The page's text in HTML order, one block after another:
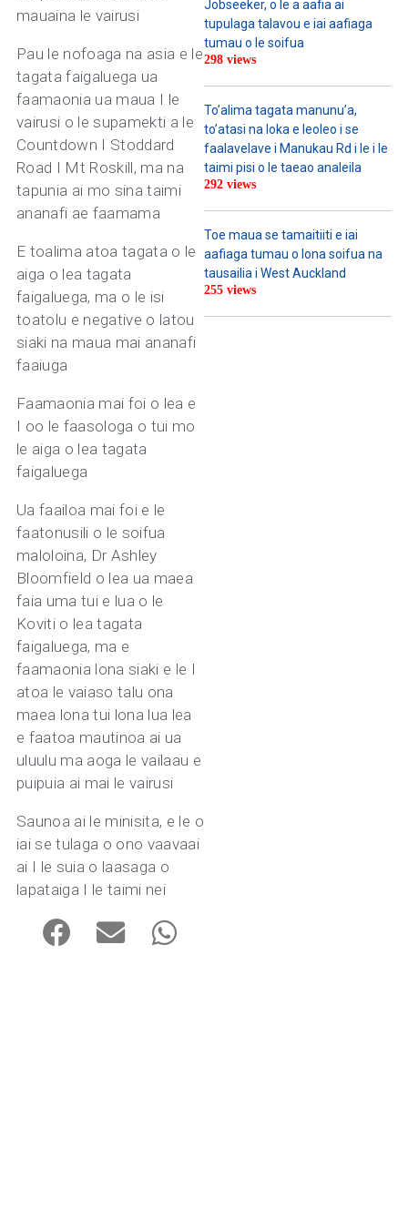
mauaina le vairusi
Pau le nofoaga na asia e le
tagata faigaluega ua
faamaonia ua maua I le
vairusi o le supamekti a le
Countdown I Stoddard
Road I Mt Roskill, ma na
tapunia ai mo sina taimi
ananafi ae faamama
E toalima atoa tagata o le
aiga o lea tagata
faigaluega, ma o le isi
toatolu e negative o latou
siaki na maua mai ananafi
faaiuga
Faamaonia mai foi o lea e
I oo le faasologa o tui mo
le aiga o lea tagata
faigaluega
Ua faailoa mai foi e le
faatonusili o le soifua
maloloina, Dr Ashley
Bloomfield o lea ua maea
faia uma tui e lua o le
Koviti o lea tagata
faigaluega, ma e
faamaonia lona siaki e le I
atoa le vaiaso talu ona
maea lona tui lona lua lea
e faatoa mautinoa ai ua
uluulu ma aoga le vailaau e
puipuia ai mai le vairusi
Saunoa ai le minisita, e le o
iai se tulaga o ono vaavaai
ai I le suia o laasaga o
lapataiga I le taimi nei
Jobseeker, o le a aafia ai
tupulaga talavou e iai aafiaga
tumau o le soifua
298 views
To’alima tagata manunu’a,
to’atasi na loka e leoleo i se
faalavelave i Manukau Rd i le i le
taimi pisi o le taeao analeila
292 views
Toe maua se tamaitiiti e iai
aafiaga tumau o lona soifua na
tausailia i West Auckland
255 views